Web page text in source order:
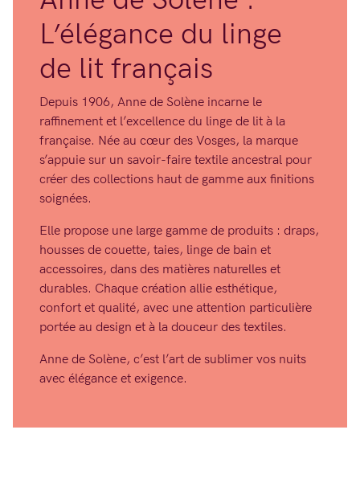
L’élégance du linge
de lit français
Depuis 1906, Anne de Solène incarne le
raffinement et l’excellence du linge de lit à la
française. Née au cœur des Vosges, la marque
s’appuie sur un savoir-faire textile ancestral pour
créer des collections haut de gamme aux finitions
soignées.
Elle propose une large gamme de produits : draps,
housses de couette, taies, linge de bain et
accessoires, dans des matières naturelles et
durables. Chaque création allie esthétique,
confort et qualité, avec une attention particulière
portée au design et à la douceur des textiles.
Anne de Solène, c’est l’art de sublimer vos nuits
avec élégance et exigence.